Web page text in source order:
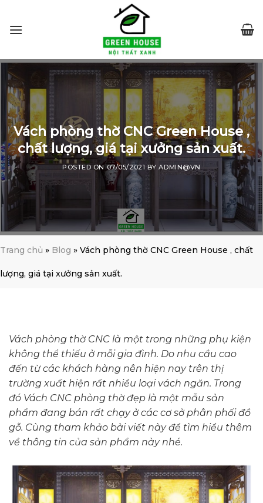
content
Vách phòng thờ CNC Green House ,
chất lượng, giá tại xưởng sản xuất.
POSTED ON07/05/2021 BYADMIN@VN
Trang chủ » Blog » Vách phòng thờ CNC Green House , chất
lượng, giá tại xưởng sản xuất.
Vách phòng thờ CNC là một trong những phụ kiện
không thể thiếu ở mỗi gia đình. Do nhu cầu cao
đến từ các khách hàng nên hiện nay trên thị
trường xuất hiện rất nhiều loại vách ngăn. Trong
đó Vách CNC phòng thờ đẹp là một mẫu sản
phẩm đang bán rất chạy ở các cơ sở phân phối đồ
gỗ. Cùng tham khảo bài viết này để tìm hiểu thêm
về thông tin của sản phẩm này nhé.